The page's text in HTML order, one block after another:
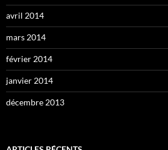
avril 2014
mars 2014
février 2014
janvier 2014
décembre 2013